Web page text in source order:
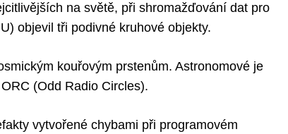
na světě, při shromažďování dat pro
objevil tři podivné kruhové objekty.
kouřovým prstenům. Astronomové je
(Odd Radio Circles).
vytvořené chybami při programovém